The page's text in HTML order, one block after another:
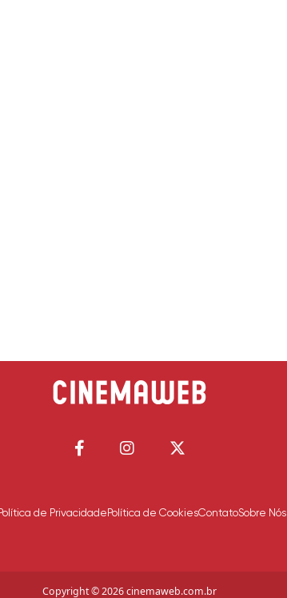
Política de Privacidade Política de CookiesContatoSobre Nós
Copyright © 2026 cinemaweb.com.br